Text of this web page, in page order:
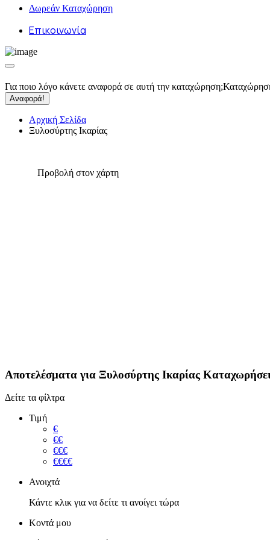
Δωρεάν Καταχώρηση
Επικοινωνία
Για ποιο λόγο κάνετε αναφορά σε αυτή την καταχώρηση;
Αναφορά!
Αρχική Σελίδα
Ξυλοσύρτης Ικαρίας
Προβολή στον χάρτη
Αποτελέσματα για Ξυλοσύρτης Ικαρίας
Δείτε τα φίλτρα
Τιμή
€
€€
€€€
€€€€
Ανοιχτά
Κάντε κλικ για να δείτε τι ανοίγει τώρα
Κοντά μου